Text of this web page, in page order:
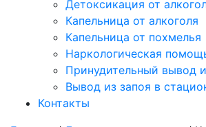
Детоксикация от
Капельница от алкоголя
Капельница от похмелья
Наркологическая
Принудительный вывод
Вывод из запоя в
Контакты